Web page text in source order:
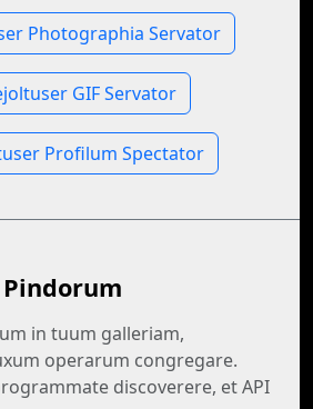
Photographia Servator
GIF Servator
Profilum Spectator
in tuum galleriam,
operarum congregare.
discoverere, et API